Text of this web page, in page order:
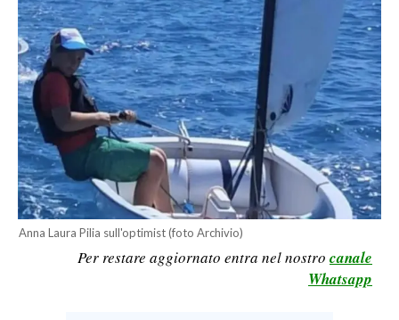
CRONACA
ITALIA
MONDO
POLITICA
ECONOMIA
SERVIZI ALLE IMPRESE
LAVORO
Anna Laura Pilia sull'optimist (foto Archivio)
Per restare aggiornato entra nel nostro canale
Whatsapp